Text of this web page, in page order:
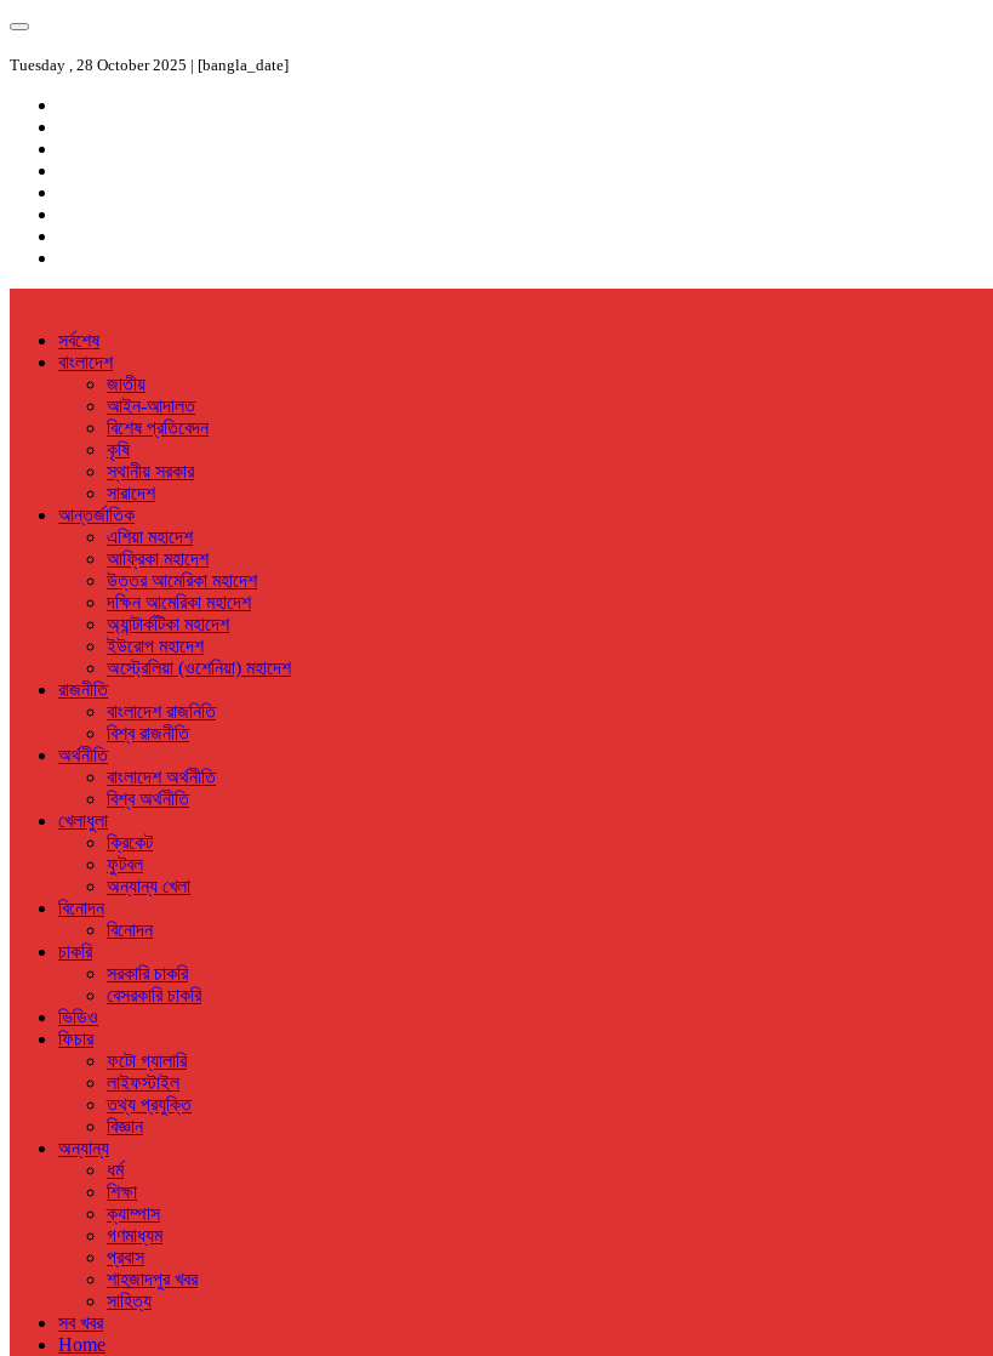
Tuesday , 28 October 2025 | [bangla_date]
সর্বশেষ
বাংলাদেশ
জাতীয়
আইন-আদালত
বিশেষ প্রতিবেদন
কৃষি
স্থানীয় সরকার
সারাদেশ
আন্তর্জাতিক
এশিয়া মহাদেশ
আফ্রিকা মহাদেশ
উত্তর আমেরিকা মহাদেশ
দক্ষিন আমেরিকা মহাদেশ
অ্যান্টার্কটিকা মহাদেশ
ইউরোপ মহাদেশ
অস্ট্রেলিয়া (ওশেনিয়া) মহাদেশ
রাজনীতি
বাংলাদেশ রাজনিতি
বিশ্ব রাজনীতি
অর্থনীতি
বাংলাদেশ অর্থনীতি
বিশ্ব অর্থনীতি
খেলাধুলা
ক্রিকেট
ফুটবল
অন্যান্য খেলা
বিনোদন
বিনোদন
চাকরি
সরকারি চাকরি
বেসরকারি চাকরি
ভিডিও
ফিচার
ফটো গ্যালারি
লাইফস্টাইল
তথ্য প্রযুক্তি
বিজ্ঞান
অন্যান্য
ধর্ম
শিক্ষা
ক্যাম্পাস
গণমাধ্যম
প্রবাস
শাহজাদপুর খবর
সাহিত্য
সব খবর
Home